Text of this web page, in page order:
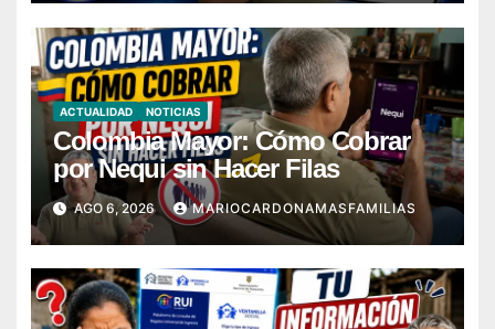
ACTUALIDAD NOTICIAS
Colombia Mayor: Cómo Cobrar
por Nequi sin Hacer Filas
AGO 6, 2026 MARIOCARDONAMASFAMILIAS